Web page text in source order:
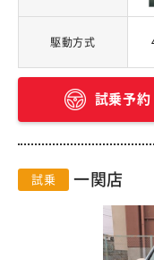
駆動方式
試乗予約
試乗 一関店